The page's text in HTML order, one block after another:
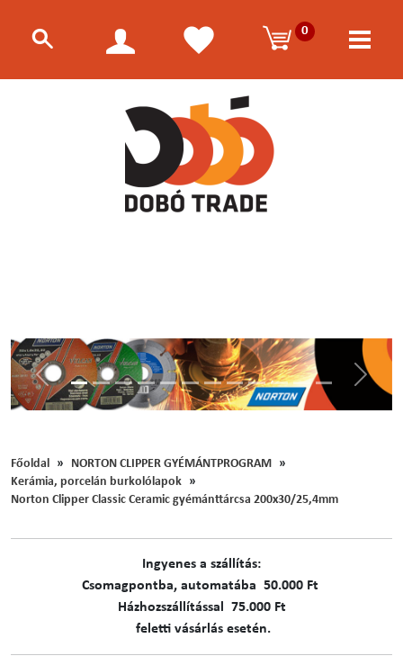
0
Előző
Főoldal
NORTON CLIPPER GYÉMÁNTPROGRAM
Kerámia, porcelán burkolólapok
Norton Clipper Classic Ceramic gyémánttárcsa 200x30/25,4mm
Ingyenes a szállítás:
C​​​somagpontba, automatába 50.000 Ft
Házhozszállítással 75.000 Ft
feletti vásárlás esetén.